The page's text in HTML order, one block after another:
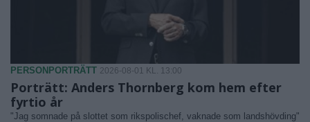
PERSONPORTRÄTT 2026-08-01 KL. 13:00
Porträtt: Anders Thornberg kom hem efter
fyrtio år
"Jag somnade på slottet som rikspolischef, vaknade som landshövding"